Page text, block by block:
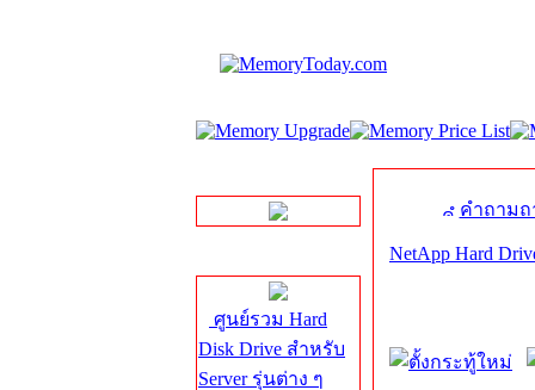
ศูนย์รวม Hard
Disk Drive สำหรับ
Server รุ่นต่าง ๆ
คำถาม
NetApp Hard